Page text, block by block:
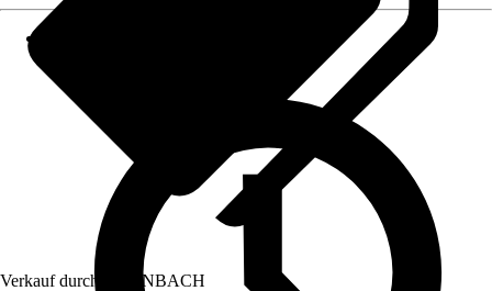
Verkauf durch: HORNBACH